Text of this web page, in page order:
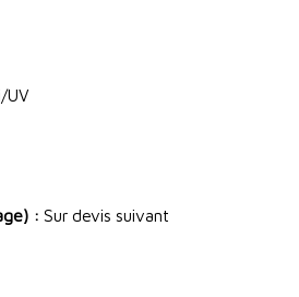
UV
: Sur devis suivant